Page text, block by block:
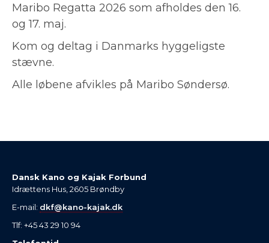
Maribo Regatta 2026 som afholdes den 16.
og 17. maj.
Kom og deltag i Danmarks hyggeligste
stævne.
Alle løbene afvikles på Maribo Søndersø.
Dansk Kano og Kajak Forbund
Idrættens Hus, 2605 Brøndby
E-mail: dkf@kano-kajak.dk
Tlf: +45 43 29 10 94